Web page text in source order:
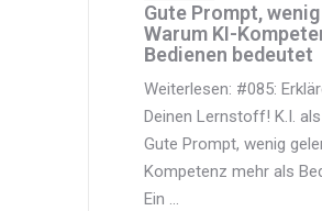
Gute Prompt,
Warum KI-
Bedienen bedeutet
Weiterlesen: #085:
Deinen Lernstoff! K.I.
Gute Prompt, wenig
Kompetenz mehr als
Ein ...